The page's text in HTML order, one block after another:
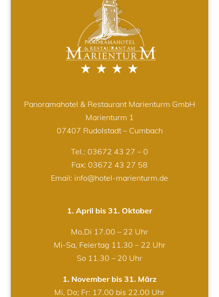
Panoramahotel & Restaurant Marienturm GmbH
Marienturm 1
07407 Rudolstadt – Cumbach
Tel.: 03672 43 27 – 0
Fax: 03672 43 27 58
Email: info@hotel-marienturm.de
1. April bis 31. Oktober
Mo,Di 17.00 – 22 Uhr
Mi-Sa, Feiertag 11.30 – 22 Uhr
So 11.30 – 20 Uhr
1. November bis 31. März
Mi, Do; Fr: 17.00 bis 22.00 Uhr